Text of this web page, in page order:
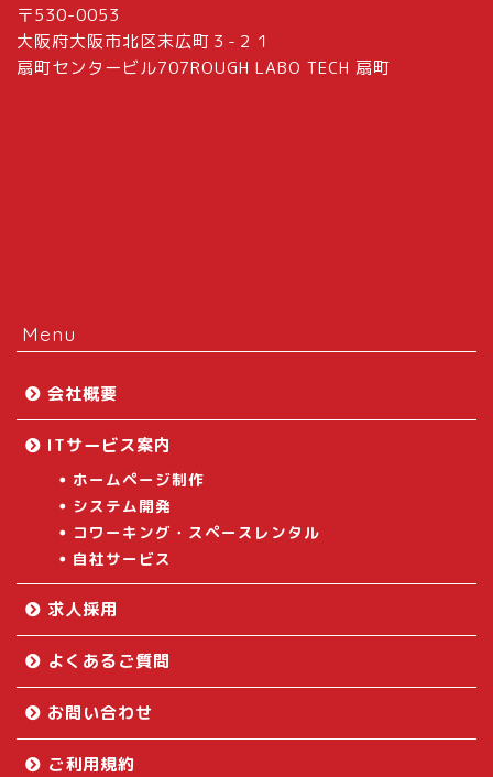
〒530-0053
大阪府大阪市北区末広町３-２１
扇町センタービル707ROUGH LABO TECH 扇町
Menu
会社概要
ITサービス案内
ホームページ制作
システム開発
コワーキング・スペースレンタル
自社サービス
求人採用
よくあるご質問
お問い合わせ
ご利用規約